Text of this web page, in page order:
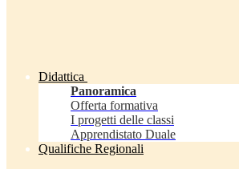
Didattica
Panoramica
Offerta formativa
I progetti delle classi
Apprendistato Duale
Qualifiche Regionali